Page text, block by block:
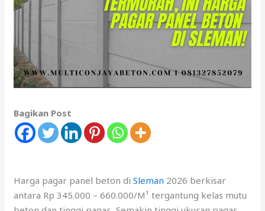
Bagikan Post
Harga pagar panel beton diSleman 2026 berkisar
antara Rp 345.000 – 660.000/M¹ tergantung kelas mutu